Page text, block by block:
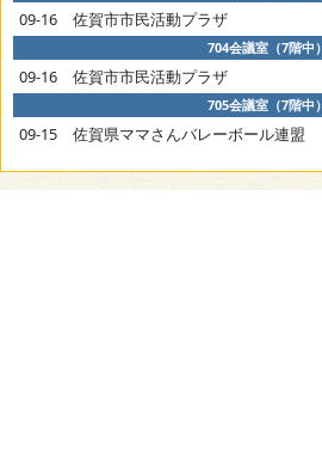
09-16 佐賀市市民活動プラザ
704会議室（7階中）
09-16 佐賀市市民活動プラザ
705会議室（7階中）
09-15 佐賀県ママさんバレーボール連盟